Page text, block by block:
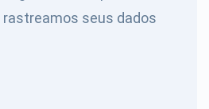
rastreamos seus dados